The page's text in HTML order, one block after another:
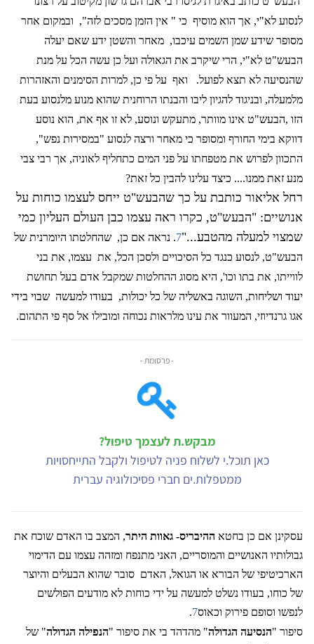
לנסוע לא"י, אך הוא מוסיף כי " אין הזמן מסכים לזה", ובמקום אחר
מסופר שידע שמן השמים עיכבו, מאחר והשטן ידע שאם יעלה
הבעש"ט לא"י, הרי שיקרב את הגאולה ועל כן עשה הכל על מנת
שהנסיעה לא תצא לפועל.
ואף על פי כן, למרות הסימנים והאזהרות
מלמעלה, ובניגוד להגיון ליבו והבנתו הרוחנית שהוא מנוע מלנסוע בעת
הזו ,הבעש"ט אינו מוותר, מתעקש ונוסע, לא זו אף את, הוא נוסע
דווקא בימי החורף ומסופר כי מאחר ורצה לנסוע "במסירות נפש",
התכוון לפרוש את מטפחתו על פני המים כתחליף לאוניה, אך רבי צבי
מנע זאת ממנו.... כיצד עלינו להבין כל זאת?
רחל אליאור כותבת על כך שהבעש"ט ייחס לעצמו כוחות על
אנושיים: "הבעש"ט, כקרו ראה עצמו כבן העולם העליון כמי
שמצוי למעלה מהטבע..."7
. נראה אם כן, שהחלטתו היומרנית של
הבעש"ט, לנסוע כנגד כל הסיכויים ולסכן הכל, את עצמו, את בני
לווייתו, את בתו וכו', היא מסוג ההחלטות שמקבל אדם בעל תחושת
יעוד ושליחות, השוגה באשליה של כל יכולות, בעודו למעשה שבוי בידי
אגו גרנדיוזי, המעוור את עינו מלראות נכוחה ומובילו אל סף פי התהום.
- פרסומת -
מבקש.ת לעצמך טיפול?
כאן תוכל.י לשלוח פניה לטיפול ולקבל התייחסויות
ממטפלות.ים חברי פסיכולוגיה עברית
עסקינן אם כן בחטא ההיבריס- גאוות היתר, המצב בו האדם שוכח את
גבולותיו האנושיים והמוסריים, האני מתנפח ומזהה עצמו עם הדימוי
הארכיטיפי של הבורא או הגואל, האדם סובר שהוא הבעלים והיוצר
של כוחו, בעודו נשלט למעשה על ידי כוחות לא מודעים הפולשים
לנפשו וסופם פירוק וכאוס7
.
סיפור "הנסיעה הגדולה" מהדהד בי את סיפור "הנפילה הגדולה" של